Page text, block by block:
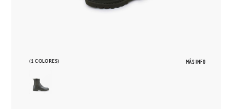
(1 COLORES) MÁS INFO